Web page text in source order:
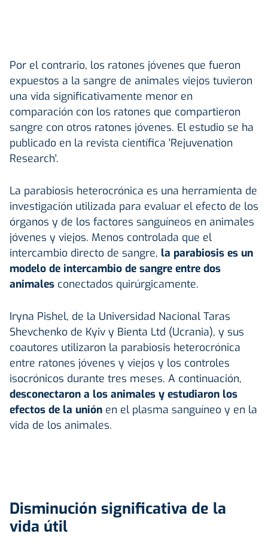
Por el contrario, los ratones jóvenes que fueron
expuestos a la sangre de animales viejos tuvieron
una vida significativamente menor en
comparación con los ratones que compartieron
sangre con otros ratones jóvenes. El estudio se ha
publicado en la revista científica 'Rejuvenation
Research'.
La parabiosis heterocrónica es una herramienta de
investigación utilizada para evaluar el efecto de los
órganos y de los factores sanguíneos en animales
jóvenes y viejos. Menos controlada que el
intercambio directo de sangre, la parabiosis es un
modelo de intercambio de sangre entre dos
animales conectados quirúrgicamente.
Iryna Pishel, de la Universidad Nacional Taras
Shevchenko de Kyiv y Bienta Ltd (Ucrania), y sus
coautores utilizaron la parabiosis heterocrónica
entre ratones jóvenes y viejos y los controles
isocrónicos durante tres meses. A continuación,
desconectaron a los animales y estudiaron los
efectos de la unión en el plasma sanguíneo y en la
vida de los animales.
Disminución significativa de la
vida útil